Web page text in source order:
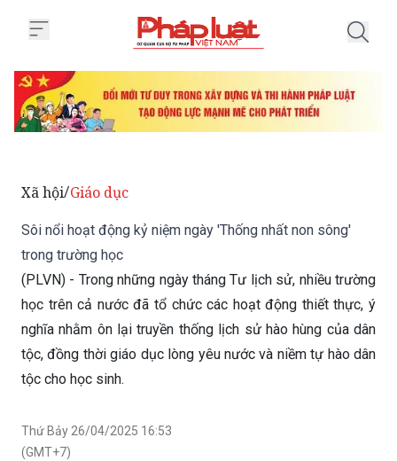
Xã hội/Giáo dục
Sôi nổi hoạt động kỷ niệm ngày 'Thống nhất non sông'
trong trường học
(PLVN) - Trong những ngày tháng Tư lịch sử, nhiều trường
học trên cả nước đã tổ chức các hoạt động thiết thực, ý
nghĩa nhằm ôn lại truyền thống lịch sử hào hùng của dân
tộc, đồng thời giáo dục lòng yêu nước và niềm tự hào dân
tộc cho học sinh.
Thứ Bảy 26/04/2025 16:53
(GMT+7)